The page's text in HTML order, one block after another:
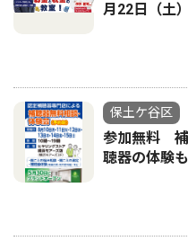
月22日（土
保土ケ谷区
参加無料
聴器の体験